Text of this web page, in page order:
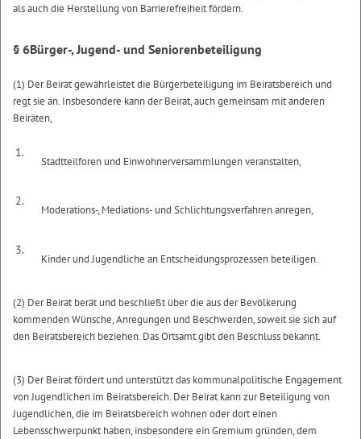
als auch die Herstellung von Barrierefreiheit fördern.
§ 6Bürger-, Jugend- und Seniorenbeteiligung
(1) Der Beirat gewährleistet die Bürgerbeteiligung im Beiratsbereich und
regt sie an. Insbesondere kann der Beirat, auch gemeinsam mit anderen
Beiräten,
1.
Stadtteilforen und Einwohnerversammlungen veranstalten,
2.
Moderations-, Mediations- und Schlichtungsverfahren anregen,
3.
Kinder und Jugendliche an Entscheidungsprozessen beteiligen.
(2) Der Beirat berät und beschließt über die aus der Bevölkerung
kommenden Wünsche, Anregungen und Beschwerden, soweit sie sich auf
den Beiratsbereich beziehen. Das Ortsamt gibt den Beschluss bekannt.
(3) Der Beirat fördert und unterstützt das kommunalpolitische Engagement
von Jugendlichen im Beiratsbereich. Der Beirat kann zur Beteiligung von
Jugendlichen, die im Beiratsbereich wohnen oder dort einen
Lebensschwerpunkt haben, insbesondere ein Gremium gründen, dem